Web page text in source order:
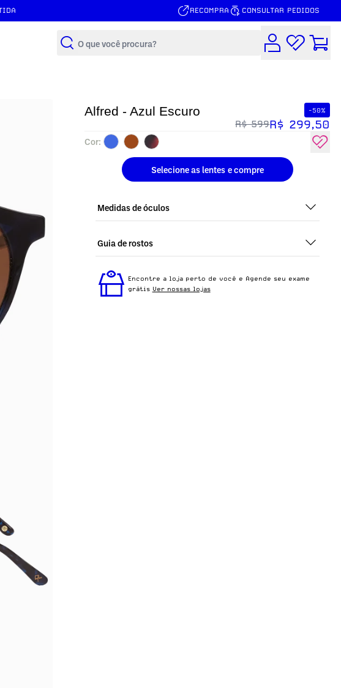
RECOMPRA CONSULTAR PEDIDOS
Buscar
Alfred - Azul Escuro -50%
R$ 599R$ 299,50
Cor:
Selecione as lentes e compre
Medidas de óculos
Guia de rostos
Escuro é ideal para quem busca um óculos confortável
para o dia a dia.
Encontre a loja perto de você e Agende seu exame
grátis Ver nossas lojas